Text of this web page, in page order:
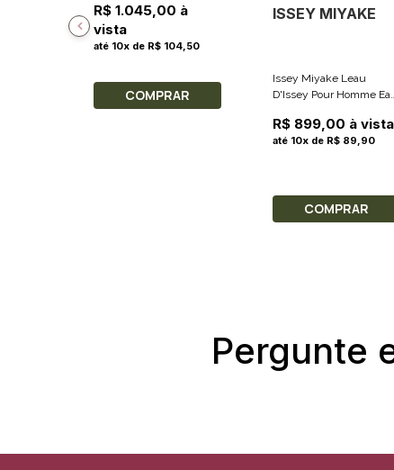
R$ 1.045,00 à
vista
até 10x de R$ 104,50
COMPRAR
ISSEY MIYAKE
Issey Miyake Leau
D'Issey Pour Homme
Shower Gel 50ml + Eau
De Toilette 10ml
R$ 899,00 à vista
até 10x de R$ 89,90
COMPRAR
Pergunte